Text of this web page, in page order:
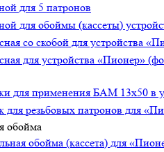
для 5 патронов
для обоймы (кассеты)
со скобой для устройства
для устройства «Пионер»
для применения БАМ 13x50 в
для резьбовых патронов для
обойма
обойма (кассета) для